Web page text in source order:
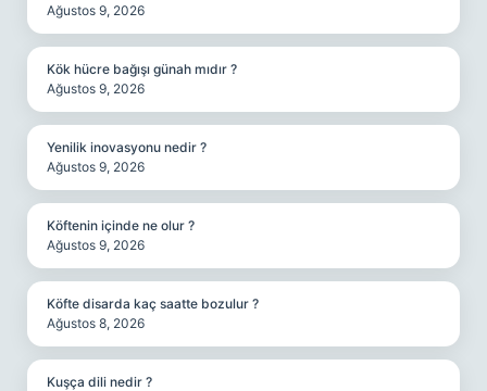
Ağustos 9, 2026
Kök hücre bağışı günah mıdır ?
Ağustos 9, 2026
Yenilik inovasyonu nedir ?
Ağustos 9, 2026
Köftenin içinde ne olur ?
Ağustos 9, 2026
Köfte disarda kaç saatte bozulur ?
Ağustos 8, 2026
Kuşça dili nedir ?